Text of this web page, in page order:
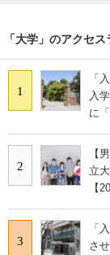
「大学」のアクセ
1
「
入
に
2
【
立
【
3
「
さ